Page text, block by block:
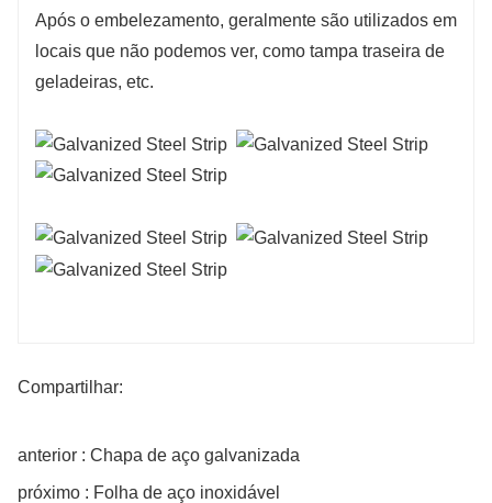
Após o embelezamento, geralmente são utilizados em
locais que não podemos ver, como tampa traseira de
geladeiras, etc.
Compartilhar:
anterior : Chapa de aço galvanizada
próximo : Folha de aço inoxidável